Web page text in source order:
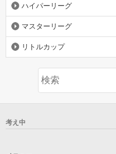
ハイパーリーグ
マスターリーグ
リトルカップ
考え中